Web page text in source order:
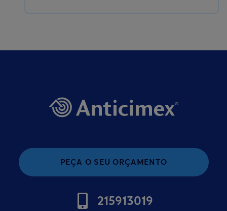
PEÇA O SEU ORÇAMENTO
215913019